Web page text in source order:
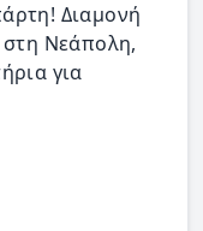
Διαμονή
Νεάπολη,
για